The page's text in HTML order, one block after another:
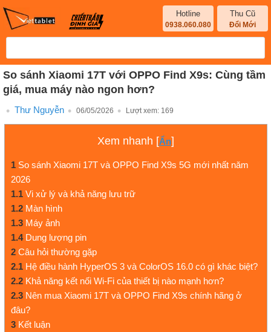
Hotline
0938.060.080
Thu Cũ
Đổi Mới
So sánh Xiaomi 17T với OPPO Find X9s: Cùng tầm
giá, mua máy nào ngon hơn?
Thư Nguyễn 06/05/2026 Lượt xem: 169
Xem nhanh [Ẩn]
1 So sánh Xiaomi 17T và OPPO Find X9s 5G mới nhất năm
2026
1.1 Vi xử lý và khả năng lưu trữ
1.2 Màn hình
1.3 Máy ảnh
1.4 Dung lượng pin
2 Câu hỏi thường gặp
2.1 Hệ điều hành HyperOS 3 và ColorOS 16.0 có gì khác biệt?
2.2 Khả năng kết nối Wi-Fi của thiết bị nào mạnh hơn?
2.3 Nên mua Xiaomi 17T và OPPO Find X9s chính hãng ở
đâu?
3 Kết luận